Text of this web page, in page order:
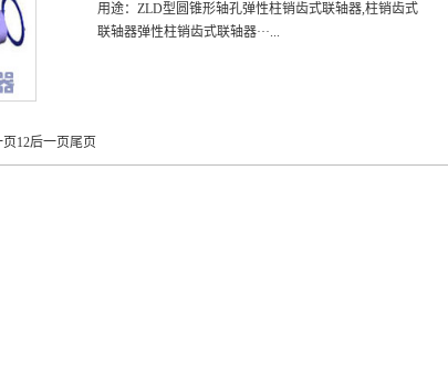
用途：ZLD型圆锥形轴孔弹性柱销齿式联轴器,柱销齿式
联轴器弹性柱销齿式联轴器···...
页12后一页尾页